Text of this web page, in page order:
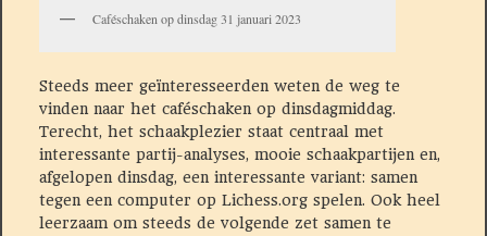
Caféschaken op dinsdag 31 januari 2023
Steeds meer geïnteresseerden weten de weg te
vinden naar het caféschaken op dinsdagmiddag.
Terecht, het schaakplezier staat centraal met
interessante partij-analyses, mooie schaakpartijen en,
afgelopen dinsdag, een interessante variant: samen
tegen een computer op Lichess.org spelen. Ook heel
leerzaam om steeds de volgende zet samen te